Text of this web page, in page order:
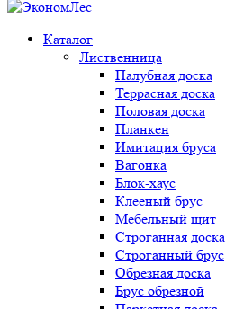
Каталог
Лиственница
Палубная доска
Террасная доска
Половая доска
Планкен
Имитация бруса
Вагонка
Блок-хаус
Клееный брус
Мебельный щит
Строганная доска
Строганный брус
Обрезная доска
Брус обрезной